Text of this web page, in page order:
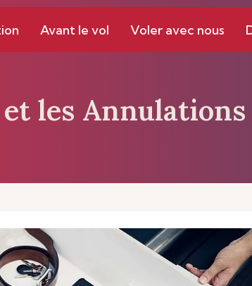
Avant le vol Voler avec nous
les Annulations